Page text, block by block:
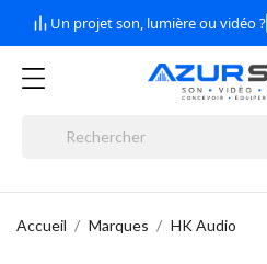
Un projet son, lumière ou vidéo ?
Accueil Marques HK Audio